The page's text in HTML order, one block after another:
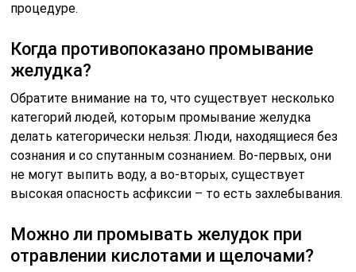
процедуре.
Когда противопоказано промывание
желудка?
Обратите внимание на то, что существует несколько
категорий людей, которым промывание желудка
делать категорически нельзя: Люди, находящиеся без
сознания и со спутанным сознанием. Во-первых, они
не могут выпить воду, а во-вторых, существует
высокая опасность асфиксии – то есть захлебывания.
Можно ли промывать желудок при
отравлении кислотами и щелочами?